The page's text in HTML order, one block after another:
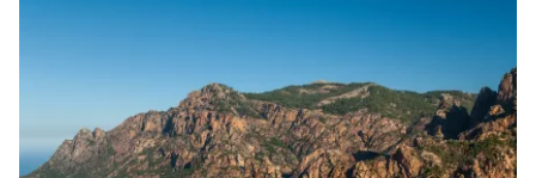
Продължете с имейл